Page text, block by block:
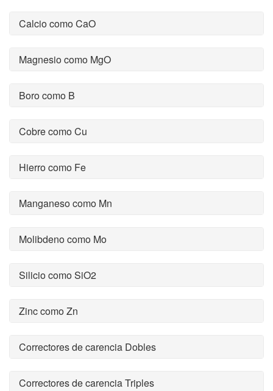
Calcio como CaO
Magnesio como MgO
Boro como B
Cobre como Cu
Hierro como Fe
Manganeso como Mn
Molibdeno como Mo
Silicio como SiO2
Zinc como Zn
Correctores de carencia Dobles
Correctores de carencia Triples